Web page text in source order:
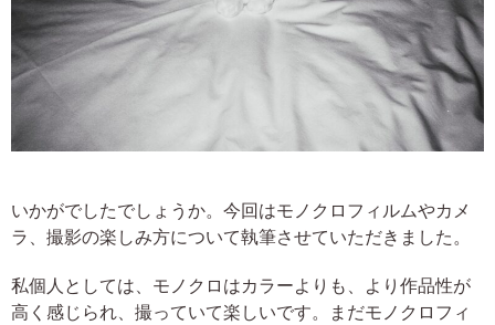
いかがでしたでしょうか。今回はモノクロフィルムやカメ
ラ、撮影の楽しみ方について執筆させていただきました。
私個人としては、モノクロはカラーよりも、より作品性が
高く感じられ、撮っていて楽しいです。まだモノクロフィ